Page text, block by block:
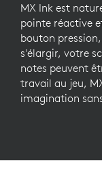
MX Ink est
pointe réactive
bouton
s'élargir, votre
notes peuvent
travail au jeu,
imagination